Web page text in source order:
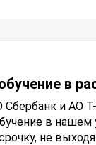
в
и АО
в нашем
не